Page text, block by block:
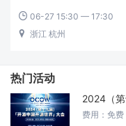
 06-27 15:30 — 17:30
 浙江 杭州
热门活动
2024（第
费用：免费